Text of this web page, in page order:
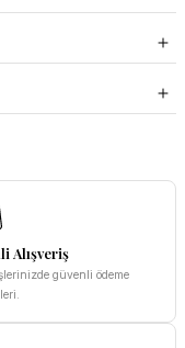
Alışveriş
güvenli ödeme